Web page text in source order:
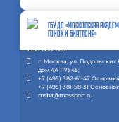
ГБУ ДО «МОСКОВСКАЯ
ГОНОК И БИАТЛОНА»
г. Москва, ул. Подольских
дом 4А 117545;
+7 (495) 382-61-47
+7 (495) 381-58-31 Основной
msba@mossport.ru